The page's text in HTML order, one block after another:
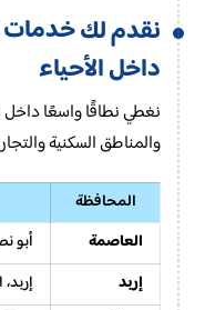
نقدم لكخدمات
داخل الأحياء
نغطي نطاقًا واسعًا
والمناطق السكنية
المحافظة
العاصمة
أبو
إربد